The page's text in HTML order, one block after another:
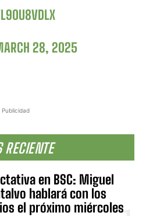
Publicidad
en BSC: Miguel
hablará con los
el próximo miércoles
28, 2025